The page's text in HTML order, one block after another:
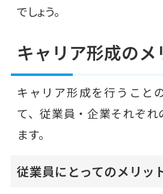
でしょう。
キャリア形成のメ
キャリア形成を行うこと
て、従業員・企業それぞれ
ます。
従業員にとってのメリッ